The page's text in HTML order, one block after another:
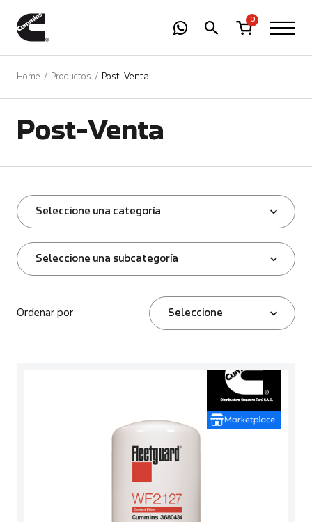
0
Home Productos Post-Venta
Post-Venta
Seleccione una categoría
Seleccione una subcategoría
Ordenar por Seleccione